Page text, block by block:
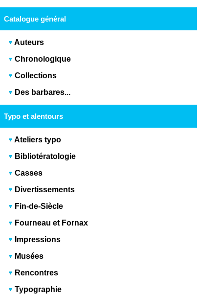
Catalogue général
Auteurs
Chronologique
Collections
Des barbares...
Typo et alentours
Ateliers typo
Bibliotératologie
Casses
Divertissements
Fin-de-Siècle
Fourneau et Fornax
Impressions
Musées
Rencontres
Typographie